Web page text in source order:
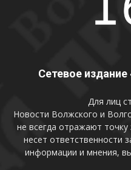
Сетевое
Для лиц
Новости Волжского и
не всегда отражают точку
несет ответственности
информации и мнения,